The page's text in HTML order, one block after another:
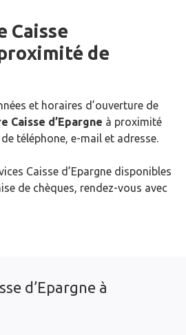
Caisse
de
et horaires d’ouverture de
Caisse d’Epargne à proximité
téléphone, e-mail et adresse.
Caisse d’Epargne disponibles
de chèques, rendez-vous avec
d’Epargne à